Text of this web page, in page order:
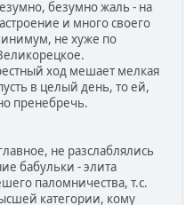
безумно жаль - на
и много своего
не хуже по
ход мешает мелкая
в целый день, то ей,
пренебречь.
не разслаблялись
бабульки - элита
паломничества, т.с.
категории, кому